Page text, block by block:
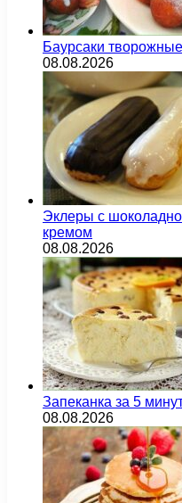
Баурсаки творожные
08.08.2026
Эклеры с
кремом
08.08.2026
Запеканка за 5
08.08.2026